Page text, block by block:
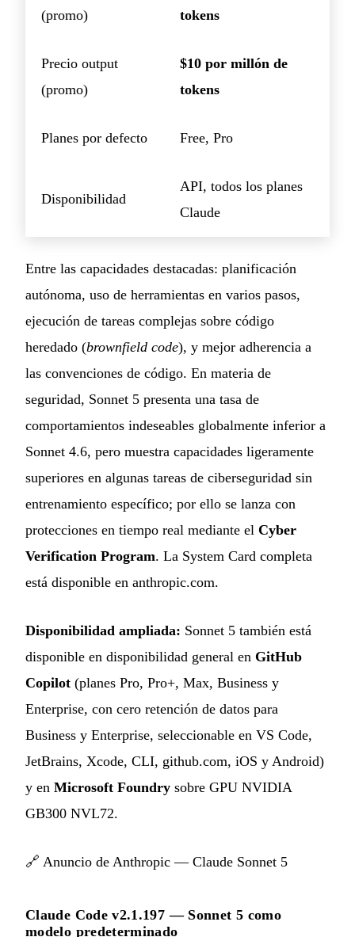
(promo)
tokens
Precio output
(promo)
$10 por millón de
tokens
Planes por defecto Free, Pro
Disponibilidad
API, todos los planes
Claude
Entre las capacidades destacadas: planificación
autónoma, uso de herramientas en varios pasos,
ejecución de tareas complejas sobre código
heredado (brownfield code), y mejor adherencia a
las convenciones de código. En materia de
seguridad, Sonnet 5 presenta una tasa de
comportamientos indeseables globalmente inferior a
Sonnet 4.6, pero muestra capacidades ligeramente
superiores en algunas tareas de ciberseguridad sin
entrenamiento específico; por ello se lanza con
protecciones en tiempo real mediante el Cyber
Verification Program. La System Card completa
está disponible en anthropic.com.
Disponibilidad ampliada: Sonnet 5 también está
disponible en disponibilidad general en GitHub
Copilot (planes Pro, Pro+, Max, Business y
Enterprise, con cero retención de datos para
Business y Enterprise, seleccionable en VS Code,
JetBrains, Xcode, CLI, github.com, iOS y Android)
y en Microsoft Foundry sobre GPU NVIDIA
GB300 NVL72.
🔗 Anuncio de Anthropic — Claude Sonnet 5
Claude Code v2.1.197 — Sonnet 5 como
modelo predeterminado